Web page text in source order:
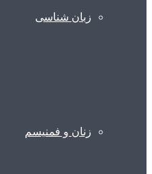
زبان شناسی
زنان و فمنیسم